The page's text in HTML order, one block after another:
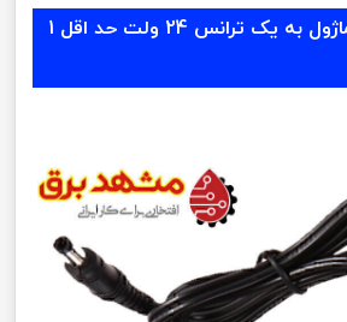
برای راه اندازی این ماژول به یک ترانس 24 ولت حد اقل 1